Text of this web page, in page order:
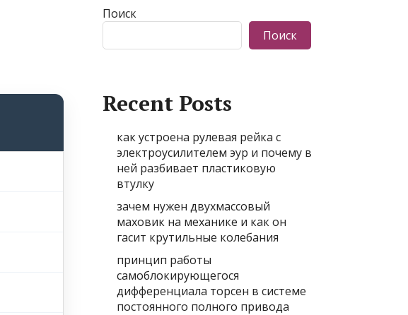
Поиск
Поиск
Recent Posts
как устроена рулевая рейка с
электроусилителем эур и почему в
ней разбивает пластиковую
втулку
зачем нужен двухмассовый
маховик на механике и как он
гасит крутильные колебания
принцип работы
самоблокирующегося
дифференциала торсен в системе
постоянного полного привода